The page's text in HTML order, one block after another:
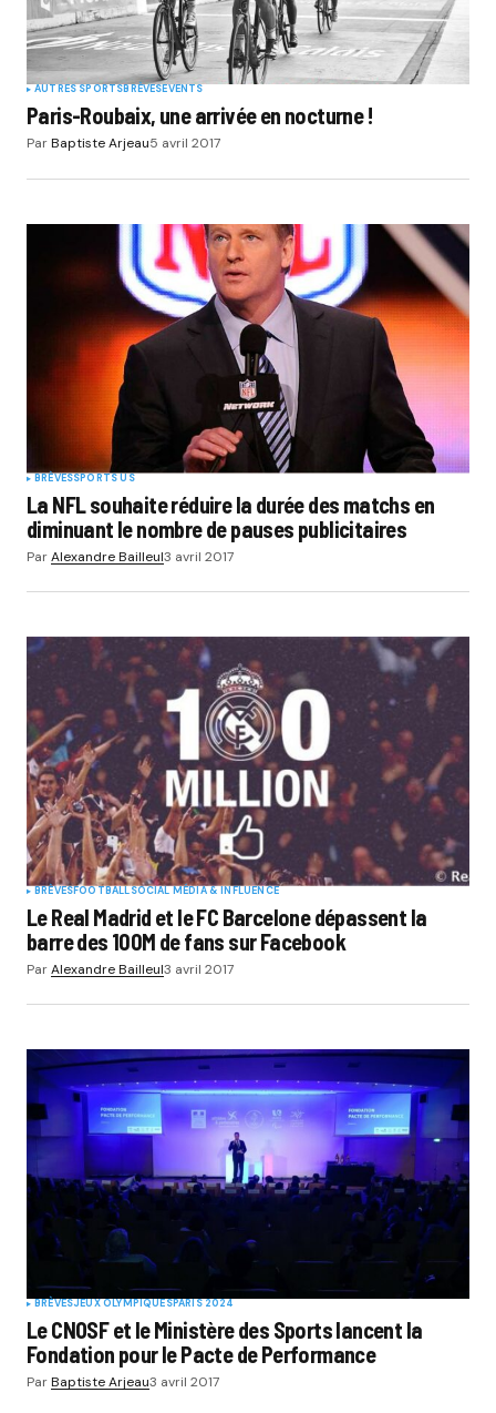
AUTRES SPORTSBRÈVESEVENTS
Paris-Roubaix, une arrivée en nocturne !
ParBaptiste Arjeau5 avril 2017
BRÈVESSPORTS US
La NFL souhaite réduire la durée des matchs en
diminuant le nombre de pauses publicitaires
ParAlexandre Bailleul3 avril 2017
BRÈVESFOOTBALLSOCIAL MÉDIA & INFLUENCE
Le Real Madrid et le FC Barcelone dépassent la
barre des 100M de fans sur Facebook
ParAlexandre Bailleul3 avril 2017
BRÈVESJEUX OLYMPIQUESPARIS 2024
Le CNOSF et le Ministère des Sports lancent la
Fondation pour le Pacte de Performance
ParBaptiste Arjeau3 avril 2017